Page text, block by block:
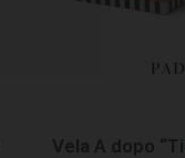
Vela A dopo